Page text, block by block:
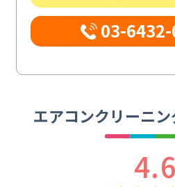
03-
エアコンクリーニ
4.6